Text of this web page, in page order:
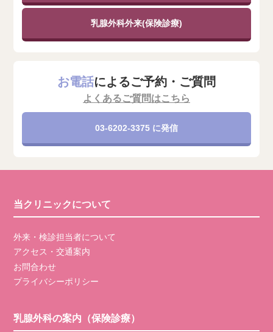
乳腺外科外来(保険診療)
お電話によるご予約・ご質問
よくあるご質問はこちら
03-6202-3375 に発信
当クリニックについて
外来・検診担当者について
アクセス・交通案内
お問合わせ
プライバシーポリシー
乳腺外科の案内（保険診療）